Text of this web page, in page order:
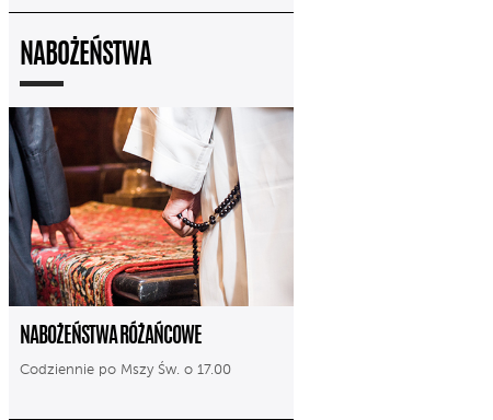
NABOŻEŃSTWA
NABOŻEŃSTWA RÓŻAŃCOWE
Codziennie po Mszy Św. o 17.00